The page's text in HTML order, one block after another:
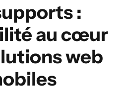
:
au cœur
web